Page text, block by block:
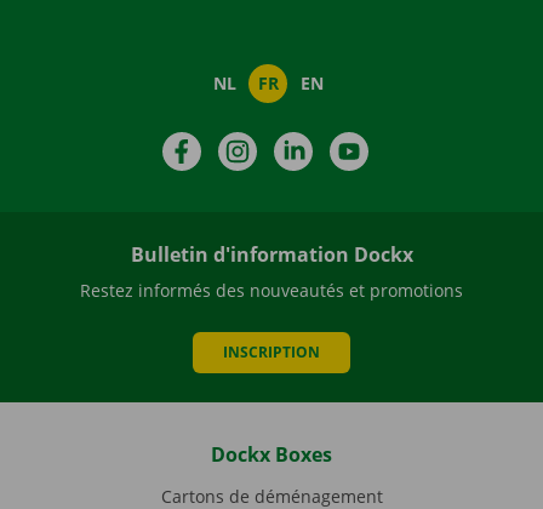
NL FR EN
FacebookInstagramLinkedIn
Bulletin d'information Dockx
Restez informés des nouveautés et promotions
INSCRIPTION
Dockx Boxes
Cartons de déménagement